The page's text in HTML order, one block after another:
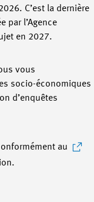
C’est la dernière
par l’Agence
en 2027.
vous
socio-économiques
d’enquêtes
au